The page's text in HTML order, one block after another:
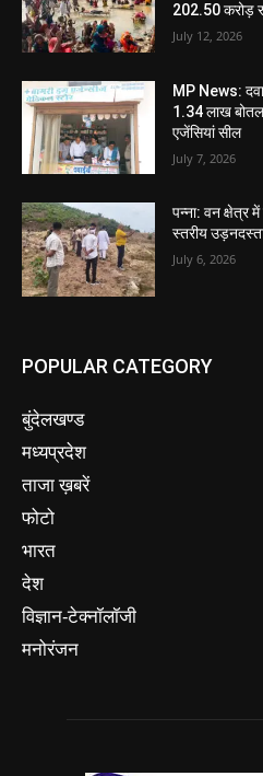
202.50 करोड़
July 12, 2026
MP News:
1.34 लाख
एजेंसियां सील
July 7, 2026
पन्ना: वन क्षेत्र
स्तरीय
July 6, 2026
POPULAR CATEGORY
बुंदेलखण्ड
मध्यप्रदेश
ताजा ख़बरें
फोटो
भारत
देश
विज्ञान-टेक्नॉलॉजी
मनोरंजन